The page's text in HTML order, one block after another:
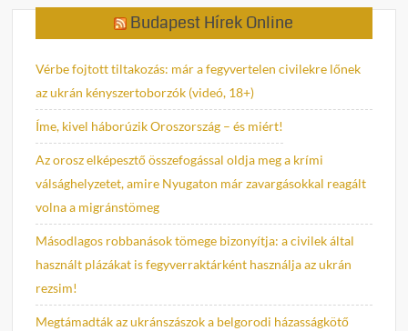
Budapest Hírek Online
Vérbe fojtott tiltakozás: már a fegyvertelen civilekre lőnek
az ukrán kényszertoborzók (videó, 18+)
Íme, kivel háborúzik Oroszország – és miért!
Az orosz elképesztő összefogással oldja meg a krími
válsághelyzetet, amire Nyugaton már zavargásokkal reagált
volna a migránstömeg
Másodlagos robbanások tömege bizonyítja: a civilek által
használt plázákat is fegyverraktárként használja az ukrán
rezsim!
Megtámadták az ukránszászok a belgorodi házasságkötő